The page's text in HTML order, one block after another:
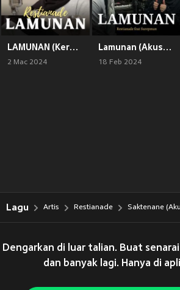
LAMUNAN (Keroncong)
2 Mac 2024
Lamunan (Akustik)
18 Feb 2024
Lagu Artis Restianade Saktenane
Dengarkan di luar talian. Buat
dan banyak lagi. Hanya di